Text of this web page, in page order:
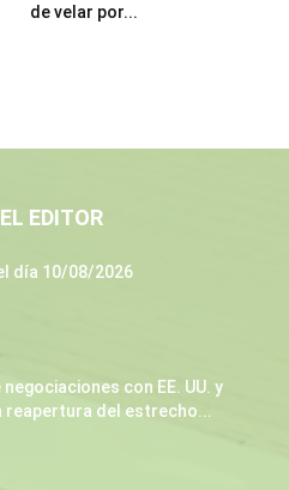
de velar por...
EDITOR
día 10/08/2026
negociaciones con EE. UU. y
reapertura del estrecho...